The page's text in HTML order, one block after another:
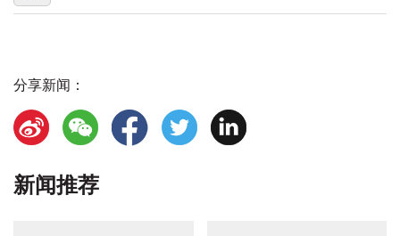
分享新闻：
新闻推荐